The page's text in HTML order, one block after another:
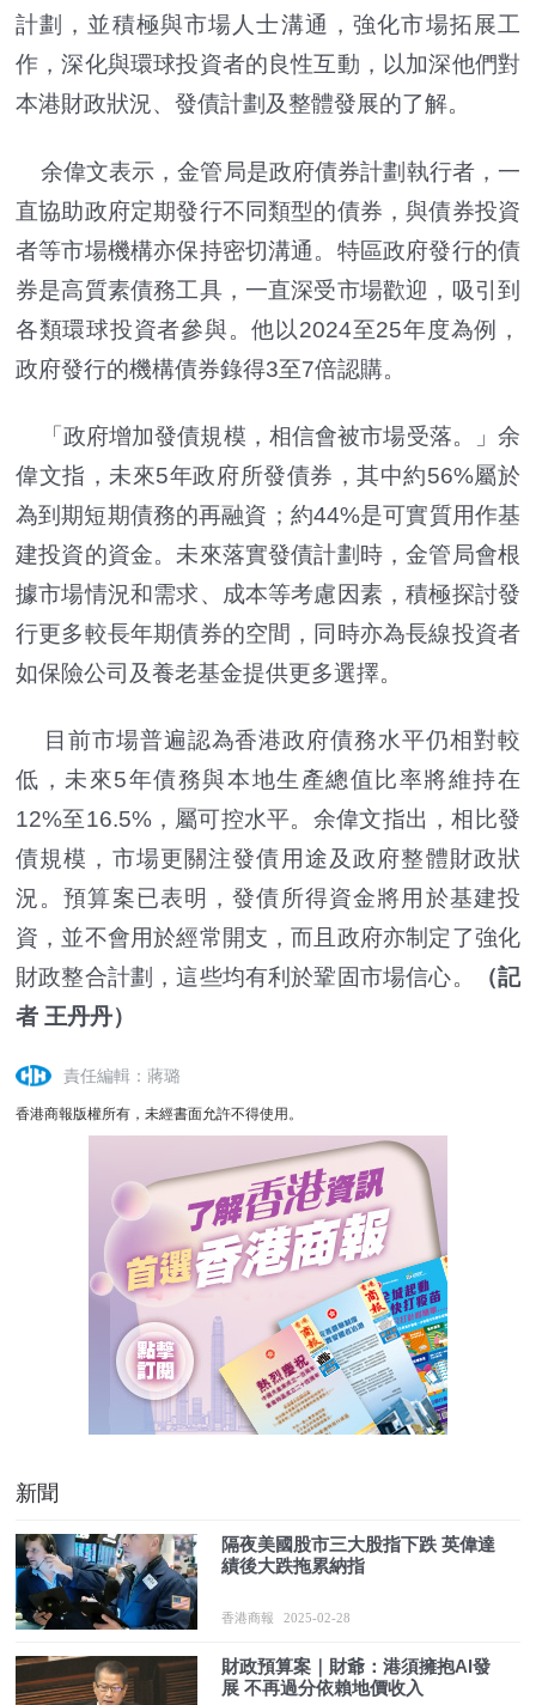
計劃，並積極與市場人士溝通，強化市場拓展工
作，深化與環球投資者的良性互動，以加深他們對
本港財政狀況、發債計劃及整體發展的了解。
余偉文表示，金管局是政府債券計劃執行者，一
直協助政府定期發行不同類型的債券，與債券投資
者等市場機構亦保持密切溝通。特區政府發行的債
券是高質素債務工具，一直深受市場歡迎，吸引到
各類環球投資者參與。他以2024至25年度為例，
政府發行的機構債券錄得3至7倍認購。
「政府增加發債規模，相信會被市場受落。」余
偉文指，未來5年政府所發債券，其中約56%屬於
為到期短期債務的再融資；約44%是可實質用作基
建投資的資金。未來落實發債計劃時，金管局會根
據市場情況和需求、成本等考慮因素，積極探討發
行更多較長年期債券的空間，同時亦為長線投資者
如保險公司及養老基金提供更多選擇。
目前市場普遍認為香港政府債務水平仍相對較
低，未來5年債務與本地生產總值比率將維持在
12%至16.5%，屬可控水平。余偉文指出，相比發
債規模，市場更關注發債用途及政府整體財政狀
況。預算案已表明，發債所得資金將用於基建投
資，並不會用於經常開支，而且政府亦制定了強化
財政整合計劃，這些均有利於鞏固市場信心。
（記
者 王丹丹）
責任編輯：蔣璐
香港商報版權所有，未經書面允許不得使用。
新聞
隔夜美國股市三大股指下跌 英偉達
績後大跌拖累納指
香港商報 2025-02-28
財政預算案｜財爺：港須擁抱AI發
展 不再過分依賴地價收入